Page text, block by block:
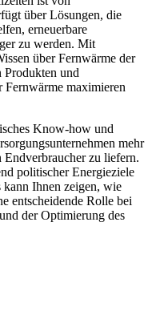
über Lösungen, die
erneuerbare
zu werden. Mit
über Fernwärme der
Produkten und
Fernwärme maximieren
Know-how und
mehr
zu liefern.
politischer Energieziele
Ihnen zeigen, wie
entscheidende Rolle bei
der Optimierung des